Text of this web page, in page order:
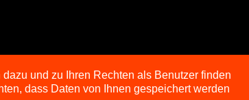
und zu Ihren Rechten als Benutzer finden
dass Daten von Ihnen gespeichert werden